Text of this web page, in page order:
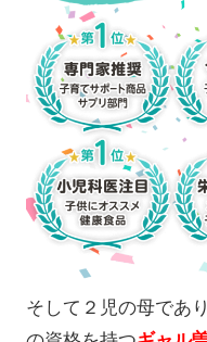
そして２児の母であ